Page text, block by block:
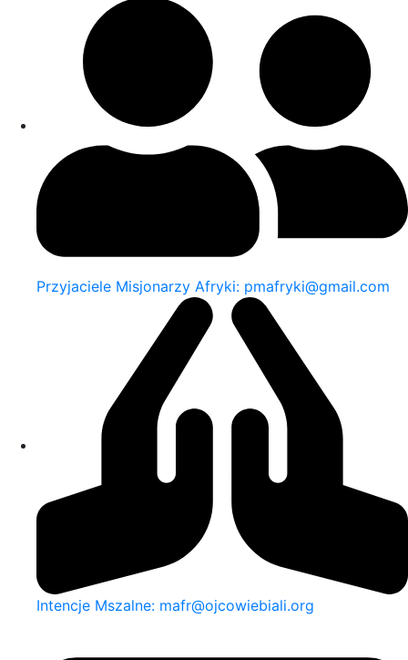
Przyjaciele Misjonarzy Afryki: pmafryki@gmail.com
Intencje Mszalne: mafr@ojcowiebiali.org